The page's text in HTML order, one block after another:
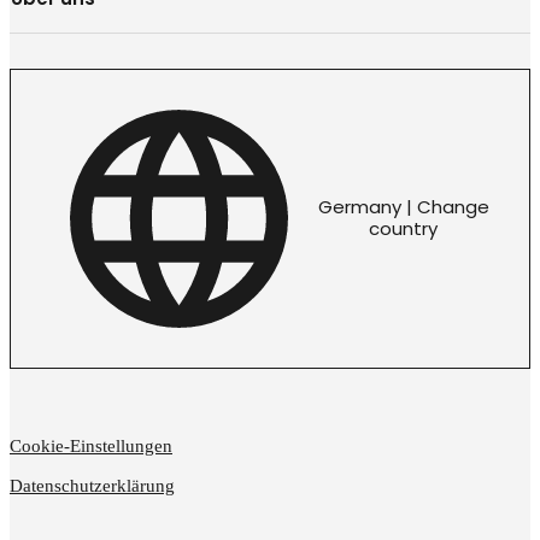
Germany | Change
country
Cookie-Einstellungen
Datenschutzerklärung